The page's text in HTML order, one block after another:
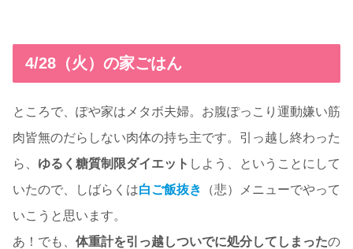
4/28（火）の家ごはん
ところで、ぽや家はメタボ夫婦。お腹ぽっこり運動嫌い筋
肉皆無のだらしない肉体の持ち主です。引っ越し終わった
ら、 ゆるく糖質制限ダイエット しよう、ということにして
いたので、しばらくは白ご飯抜き
（悲）メニューでやって
いこうと思います。
あ！でも、 体重計を引っ越しついでに処分してしまったの